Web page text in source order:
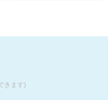
きます)